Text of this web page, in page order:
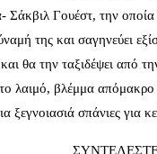
Γουέστ, την
της και σαγηνεύει
θα την ταξιδέψει
λαιμό, βλέμμα
σπάνιες για